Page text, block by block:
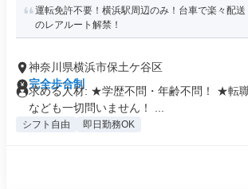
運転免許不要！横浜駅周辺のみ！台車で楽々配送
のレアルート解禁！
神奈川県横浜市保土ケ谷区
完全歩合制
求める人材: ★学歴不問・年齢不問！ ★転
なども一切問いません！ ...
シフト自由 即日勤務OK